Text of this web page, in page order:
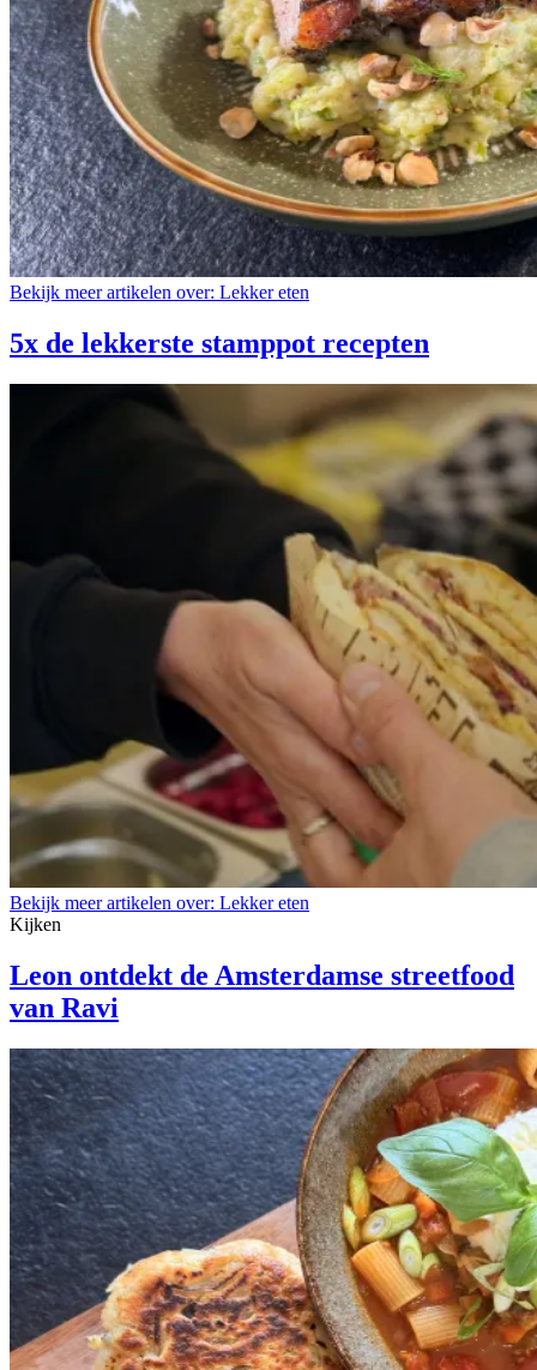
Bekijk meer artikelen over: Lekker eten
5x de lekkerste stamppot recepten
Bekijk meer artikelen over: Lekker eten
Kijken
Leon ontdekt de Amsterdamse streetfood
van Ravi